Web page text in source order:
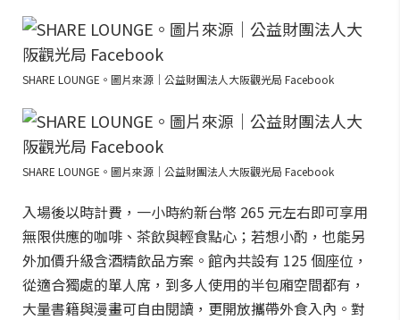
SHARE LOUNGE。圖片來源｜公益財團法人大阪觀光局 Facebook
SHARE LOUNGE。圖片來源｜公益財團法人大阪觀光局 Facebook
入場後以時計費，一小時約新台幣 265 元左右即可享用
無限供應的咖啡、茶飲與輕食點心；若想小酌，也能另
外加價升級含酒精飲品方案。館內共設有 125 個座位，
從適合獨處的單人席，到多人使用的半包廂空間都有，
大量書籍與漫畫可自由閱讀，更開放攜帶外食入內。對